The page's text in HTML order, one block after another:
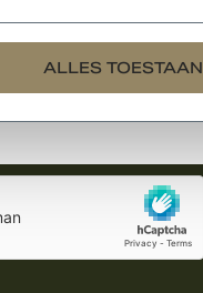
ALLES TOESTAAN